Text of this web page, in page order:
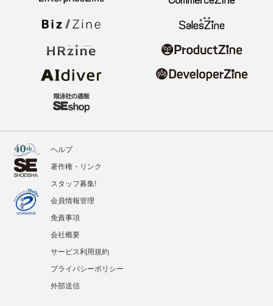
ヘルプ
著作権・リンク
スタッフ募集!
会員情報管理
免責事項
会社概要
サービス利用規約
プライバシーポリシー
外部送信